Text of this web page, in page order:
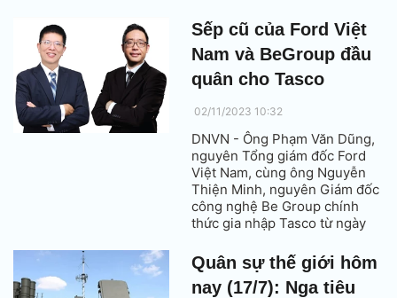
Sếp cũ của Ford Việt
Nam và BeGroup đầu
quân cho Tasco
02/11/2023 10:32
DNVN - Ông Phạm Văn Dũng,
nguyên Tổng giám đốc Ford
Việt Nam, cùng ông Nguyễn
Thiện Minh, nguyên Giám đốc
công nghệ Be Group chính
thức gia nhập Tasco từ ngày
chủ chốt trong hệ thống.
Quân sự thế giới hôm
nay (17/7): Nga tiêu